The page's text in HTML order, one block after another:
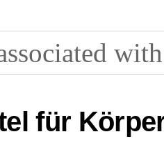
für